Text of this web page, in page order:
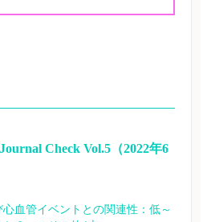
Check Vol.5（2022年6
血管イベントとの関連性：低～